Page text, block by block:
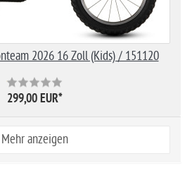
2026 16 Zoll (Kids) / 151120
299,00 EUR*
Mehr anzeigen